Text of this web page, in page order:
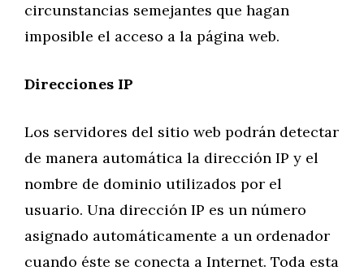
circunstancias semejantes que hagan
imposible el acceso a la página web.
Direcciones IP
Los servidores del sitio web podrán detectar
de manera automática la dirección IP y el
nombre de dominio utilizados por el
usuario. Una dirección IP es un número
asignado automáticamente a un ordenador
cuando éste se conecta a Internet. Toda esta